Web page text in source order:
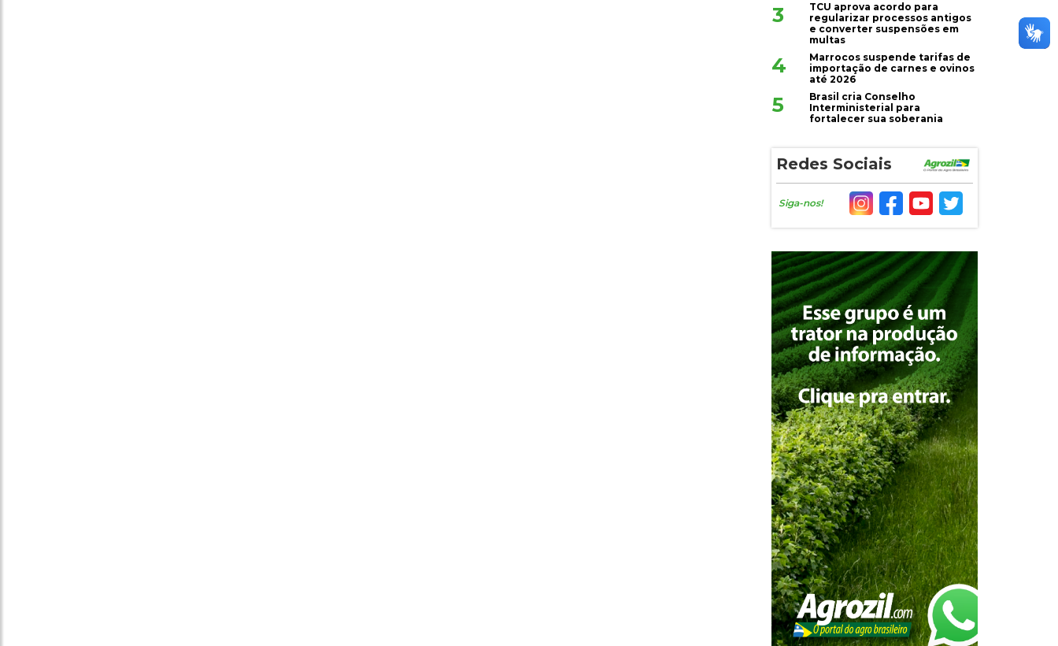
3
TCU aprova acordo para
regularizar processos antigos
e converter suspensões em
multas
4
Marrocos suspende tarifas de
importação de carnes e ovinos
até 2026
5
Brasil cria Conselho
Interministerial para
fortalecer sua soberania
Redes Sociais
Siga-nos!